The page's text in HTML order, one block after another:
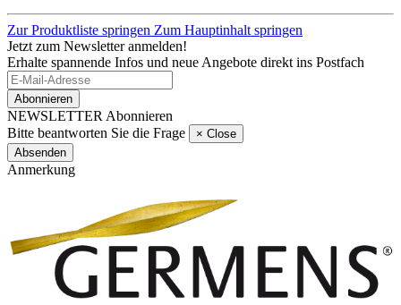
Zur Produktliste springen Zum Hauptinhalt springen
Jetzt zum Newsletter anmelden!
Erhalte spannende Infos und neue Angebote direkt ins Postfach
Abonnieren
NEWSLETTER Abonnieren
Bitte beantworten Sie die Frage
× Close
Absenden
Anmerkung